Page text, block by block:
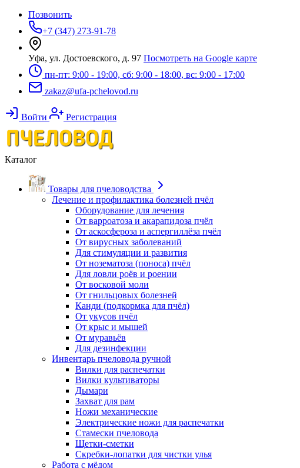
Позвонить
+7 (347) 273-91-78
Уфа, ул. Достоевского, д. 97 Посмотреть на Google карте
пн-пт: 9:00 - 19:00, сб: 9:00 - 18:00, вс: 9:00 - 17:00
zakaz@ufa-pchelovod.ru
Войти Регистрация
Каталог
Товары для пчеловодства
Лечение и профилактика болезней пчёл
Оборудование для лечения
От варроатоза и акарапидоза пчёл
От аскосфероза и аспергиллёза пчёл
От вирусных заболеваний
Для стимуляции и развития
От нозематоза (поноса) пчёл
Для ловли роёв и роении
От восковой моли
От гнильцовых болезней
Канди (подкормка для пчёл)
От укусов пчёл
От крыс и мышей
От муравьёв
Для дезинфекции
Инвентарь пчеловода ручной
Вилки для распечатки
Вилки культиваторы
Дымари
Захват для рам
Ножи механические
Электрические ножи для распечатки
Стамески пчеловода
Щетки-сметки
Скребки-лопатки для чистки улья
Работа с мёдом